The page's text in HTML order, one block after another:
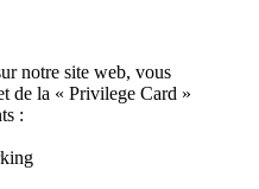
notre site web, vous
de la « Privilege Card »
: